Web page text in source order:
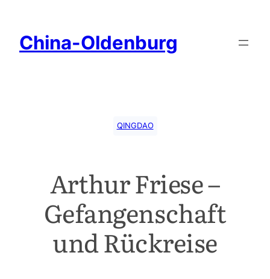
China-Oldenburg
QINGDAO
Arthur Friese –
Gefangenschaft
und Rückreise